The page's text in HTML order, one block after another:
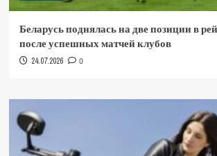
Беларусь поднялась на две позиции в
после успешных матчей клубов
24.07.2026 0